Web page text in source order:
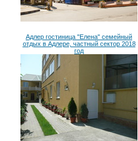
Адлер гостиница "Елена" семейный
отдых в Адлере, частный сектор 2018
год